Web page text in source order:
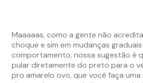
Maaaaas, como a gente não
choque e sim em mudanças
comportamento, nossa sugestão é
pular diretamente do preto para o
pro amarelo ovo, que você faça